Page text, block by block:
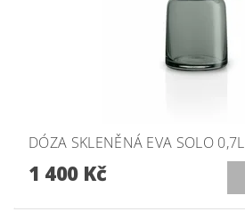
DÓZA SKLENĚNÁ EVA SOLO 0,7L
1 400 Kč